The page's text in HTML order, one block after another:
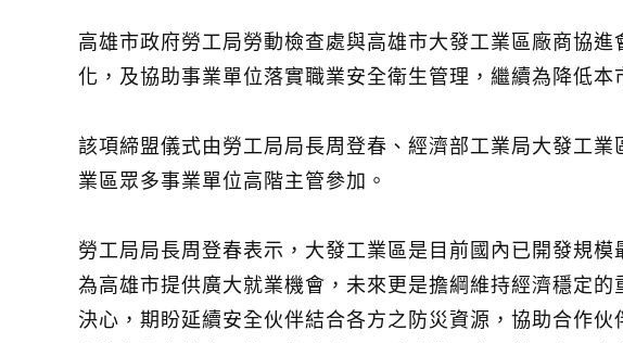
高雄市政府勞工局勞動檢查處與高雄市大發工業區廠商協
化，及協助事業單位落實職業安全衛生管理，繼續為降低本
該項締盟儀式由勞工局局長周登春、經濟部工業局大發工
業區眾多事業單位高階主管參加。
勞工局局長周登春表示，大發工業區是目前國內已開發規
為高雄市提供廣大就業機會，未來更是擔綱維持經濟穩定
決心，期盼延續安全伙伴結合各方之防災資源，協助合作